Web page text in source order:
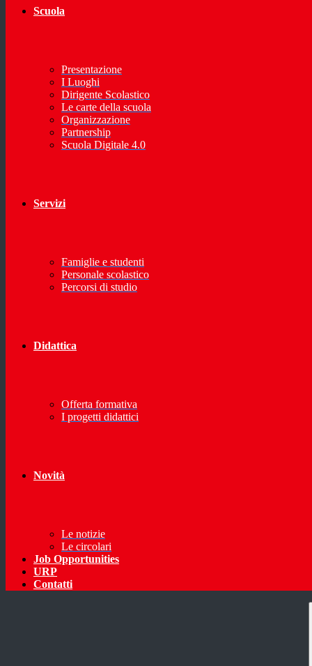
Scuola
Presentazione
I Luoghi
Dirigente Scolastico
Le carte della scuola
Organizzazione
Partnership
Scuola Digitale 4.0
Servizi
Famiglie e studenti
Personale scolastico
Percorsi di studio
Didattica
Offerta formativa
I progetti didattici
Novità
Le notizie
Le circolari
Job Opportunities
URP
Contatti